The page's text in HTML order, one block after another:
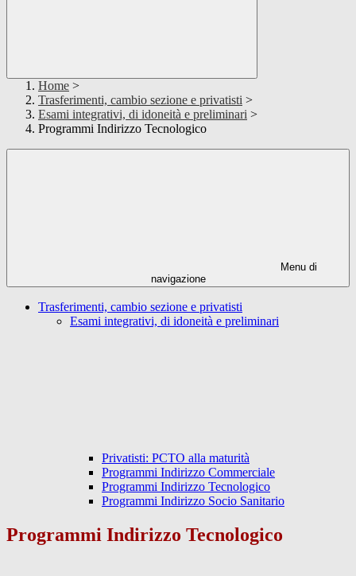
Home >
Trasferimenti, cambio sezione e privatisti >
Esami integrativi, di idoneità e preliminari >
Programmi Indirizzo Tecnologico
Menu di
navigazione
Trasferimenti, cambio sezione e privatisti
Esami integrativi, di idoneità e preliminari
Privatisti: PCTO alla maturità
Programmi Indirizzo Commerciale
Programmi Indirizzo Tecnologico
Programmi Indirizzo Socio Sanitario
Programmi Indirizzo Tecnologico